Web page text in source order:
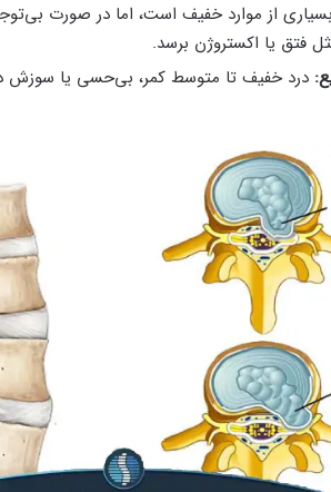
از موارد خفیف است، اما در صورت
فتق یا اکستروژن برسد.
درد خفیف تا متوسط کمر، بی‌حسی یا سوزش